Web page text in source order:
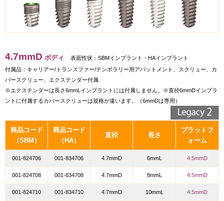
4.7mmD ボディ
表面性状：SBMインプラント・HAインプラント
付属品：キャリアー/トランスファー/テンポラリー用アバットメント、スクリュー、カ
バースクリュー、エクステンダー付属
※エクステンダーは長さ6mmLインプラントには付属しません。※直径6mmDインプラ
ントに付属するカバースクリューは規格が違います。（6mmDは専用）
商品コード
（SBM）
商品コード
（HA）
直径 長さ
プラットフ
ォーム
001-824706 001-834706 4.7mmD 6mmL 4.5mmD
001-824708 001-834708 4.7mmD 8mmL 4.5mmD
001-824710 001-834710 4.7mmD 10mmL 4.5mmD